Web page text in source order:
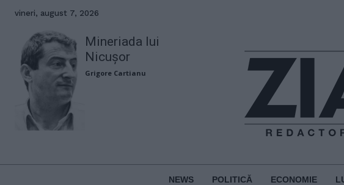
vineri, august 7, 2026
Mineriada lui
Nicușor
Grigore Cartianu
NEWS POLITICĂ ECONOMIE